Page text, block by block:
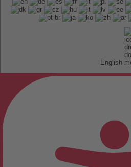
English